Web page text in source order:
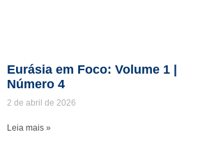
Eurásia em Foco: Volume 1 |
Número 4
2 de abril de 2026
Leia mais »